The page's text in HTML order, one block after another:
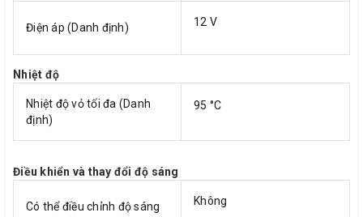
Điện áp (Danh định) 12 V
Nhiệt độ
Nhiệt độ vỏ tối đa (Danh
định)
95 °C
Điều khiển và thay đổi độ sáng
Có thể điều chỉnh độ sáng Không